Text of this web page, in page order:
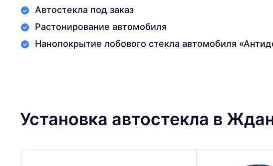
Автостекла под заказ
Растонирование автомобиля
Нанопокрытие лобового стекла автомобиля
Установка автостекла в